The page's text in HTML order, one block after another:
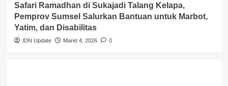
Safari Ramadhan di Sukajadi Talang Kelapa,
Pemprov Sumsel Salurkan Bantuan untuk Marbot,
Yatim, dan Disabilitas
IDN Update Maret 4, 2026 0